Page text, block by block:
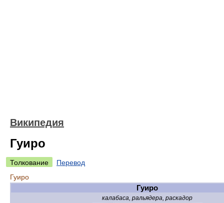
Википедия
Гуиро
Толкование
Перевод
Гуиро
Гуиро
калабаса, ральядера, раскадор